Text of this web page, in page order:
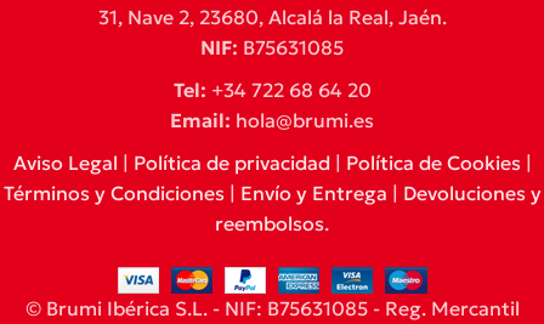
31, Nave 2, 23680, Alcalá la Real, Jaén.
NIF: B75631085
Tel: +34 722 68 64 20
Email: hola@brumi.es
Aviso Legal | Política de privacidad| Política de Cookies |
Términos y Condiciones | Envío y Entrega | Devoluciones y
reembolsos.
© Brumi Ibérica S.L. - NIF: B75631085 - Reg. Mercantil